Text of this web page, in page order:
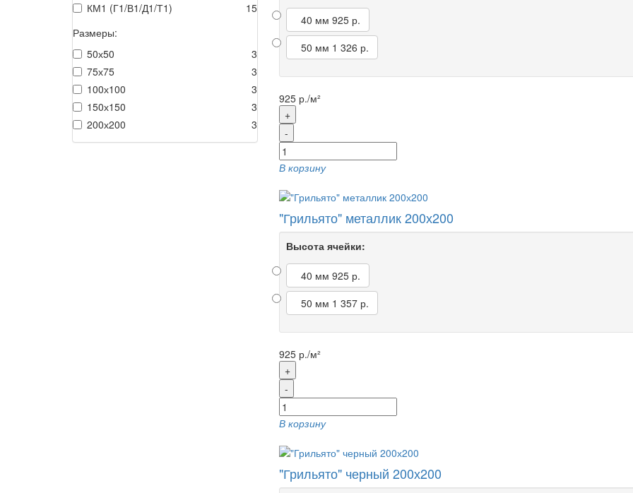
КМ1 (Г1/В1/Д1/Т1)
15
Размеры:
50х50
3
75х75
3
100х100
3
150х150
3
200х200
3
40 мм 925 р.
50 мм 1 326 р.
925 р./м²
+
-
В корзину
"Грильято" металлик 200х200
Высота ячейки:
40 мм 925 р.
50 мм 1 357 р.
925 р./м²
+
-
В корзину
"Грильято" черный 200х200